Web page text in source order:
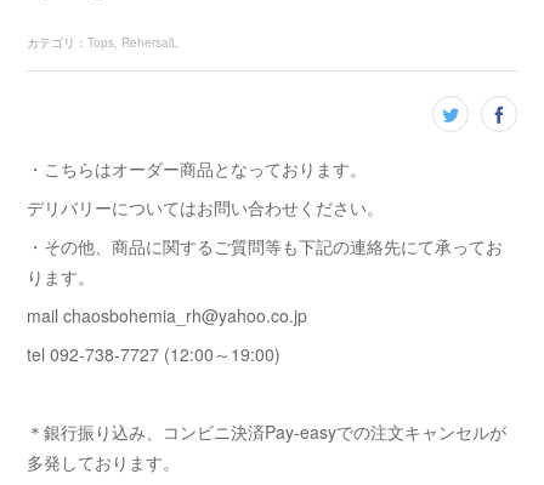
カテゴリ ：Tops RehersalL
・こちらはオーダー商品となっております。
デリバリーについてはお問い合わせください。
・その他、商品に関するご質問等も下記の連絡先にて承ってお
ります。
mail chaosbohemia_rh@yahoo.co.jp
tel 092-738-7727 (12:00～19:00)
＊銀行振り込み、コンビニ決済Pay-easyでの注文キャンセルが
多発しております。